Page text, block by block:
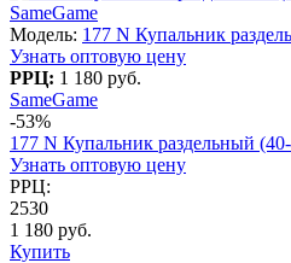
SameGame
Модель: 177 N Купальник
Узнать оптовую цену
РРЦ: 1 180 руб.
SameGame
-53%
177 N Купальник раздельный
Узнать оптовую цену
РРЦ:
2530
1 180 руб.
Купить